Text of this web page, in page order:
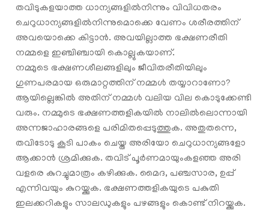
തവിടുകളയാത്ത ധാന്യങ്ങളിൽനിന്നും വിവിധതരം
ചെറുധാന്യങ്ങളിൽനിന്നുമൊക്കെ വേണം ശരീരത്തിന്
അവയൊക്കെ കിട്ടാൻ. അവയില്ലാത്ത ഭക്ഷണരീതി
നമ്മളെ ഇഞ്ചിഞ്ചായി കൊല്ലുകയാണ്.
നമ്മുടെ ഭക്ഷണശീലങ്ങളിലും ജീവിതരീതിയിലും
ഗുണപരമായ ഒരുമാറ്റത്തിന് നമ്മൾ തയ്യാറാണോ?
ആയില്ലെങ്കിൽ അതിന് നമ്മൾ വലിയ വില കൊടുക്കേണ്ടി
വരും. നമ്മുടെ ഭക്ഷണത്തളികയിൽ നാലിൽലൊന്നായി
അന്നജാഹാരങ്ങളെ പരിമിതപ്പെടുത്തുക. അതുതന്നെ,
തവിടോടു കൂടി പാകം ചെയ്ത അരിയോ ചെറുധാന്യങ്ങളോ
ആക്കാൻ ശ്രമിക്കുക. തവിട് പൂർണമായുംകളഞ്ഞ അരി
വളരെ കുറച്ചുമാത്രം കഴിക്കുക. മൈദ, പഞ്ചസാര, ഉപ്പ്
എന്നിവയും കുറയ്ക്കുക. ഭക്ഷണത്തളികയുടെ പകുതി
ഇലക്കറികളും സാലഡുകളും പഴങ്ങളും കൊണ്ട് നിറയ്ക്കുക.